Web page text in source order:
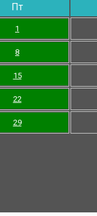
Пт
1
8
15
22
29